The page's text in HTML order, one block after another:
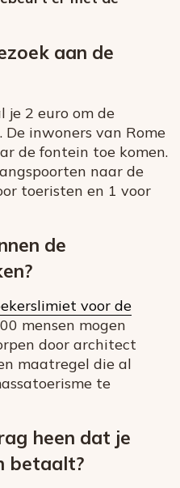
aan de
je 2 euro om de
inwoners van Rome
de fontein toe komen.
naar de
toeristen en 1 voor
de
voor de
mensen mogen
door architect
maatregel die al
te
heen dat je
betaalt?